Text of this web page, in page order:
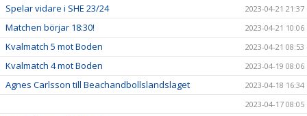
Spelar vidare i SHE 23/24 2023-04-21 21:37
Matchen börjar 18:30! 2023-04-21 10:06
Kvalmatch 5 mot Boden 2023-04-21 08:53
Kvalmatch 4 mot Boden 2023-04-19 08:06
Agnes Carlsson till Beachandbollslandslaget
2023-04-18 16:34
2023-04-17 08:05